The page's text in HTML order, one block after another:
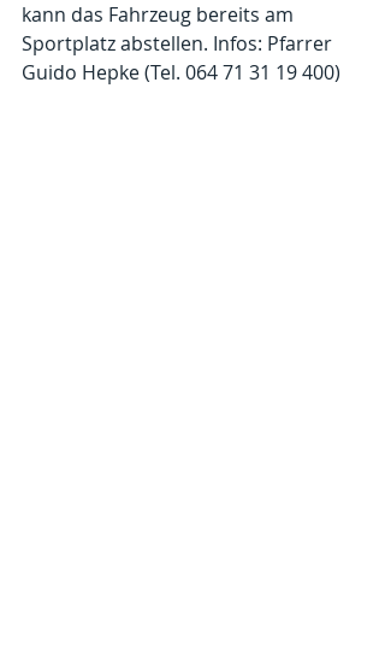
kann das Fahrzeug bereits am
Sportplatz abstellen. Infos: Pfarrer
Guido Hepke (Tel. 064 71 31 19 400)